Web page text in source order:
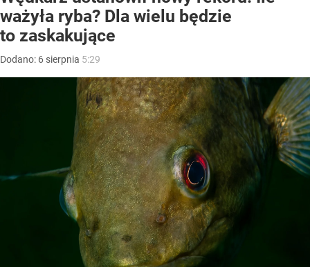
ważyła ryba? Dla wielu będzie
to zaskakujące
Dodano: 6 sierpnia 5:29